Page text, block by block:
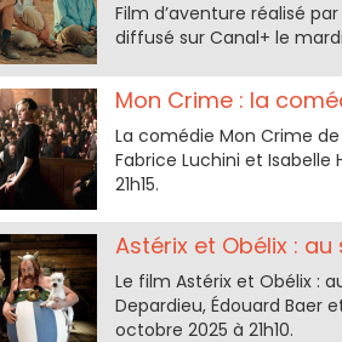
Film d’aventure réalisé
diffusé sur Canal+ le
Mon Crime : la
La comédie Mon Crime
Fabrice Luchini et
21h15.
Astérix et Obélix :
Le film Astérix et Obélix :
Depardieu, Édouard Baer
octobre 2025 à 21h10.